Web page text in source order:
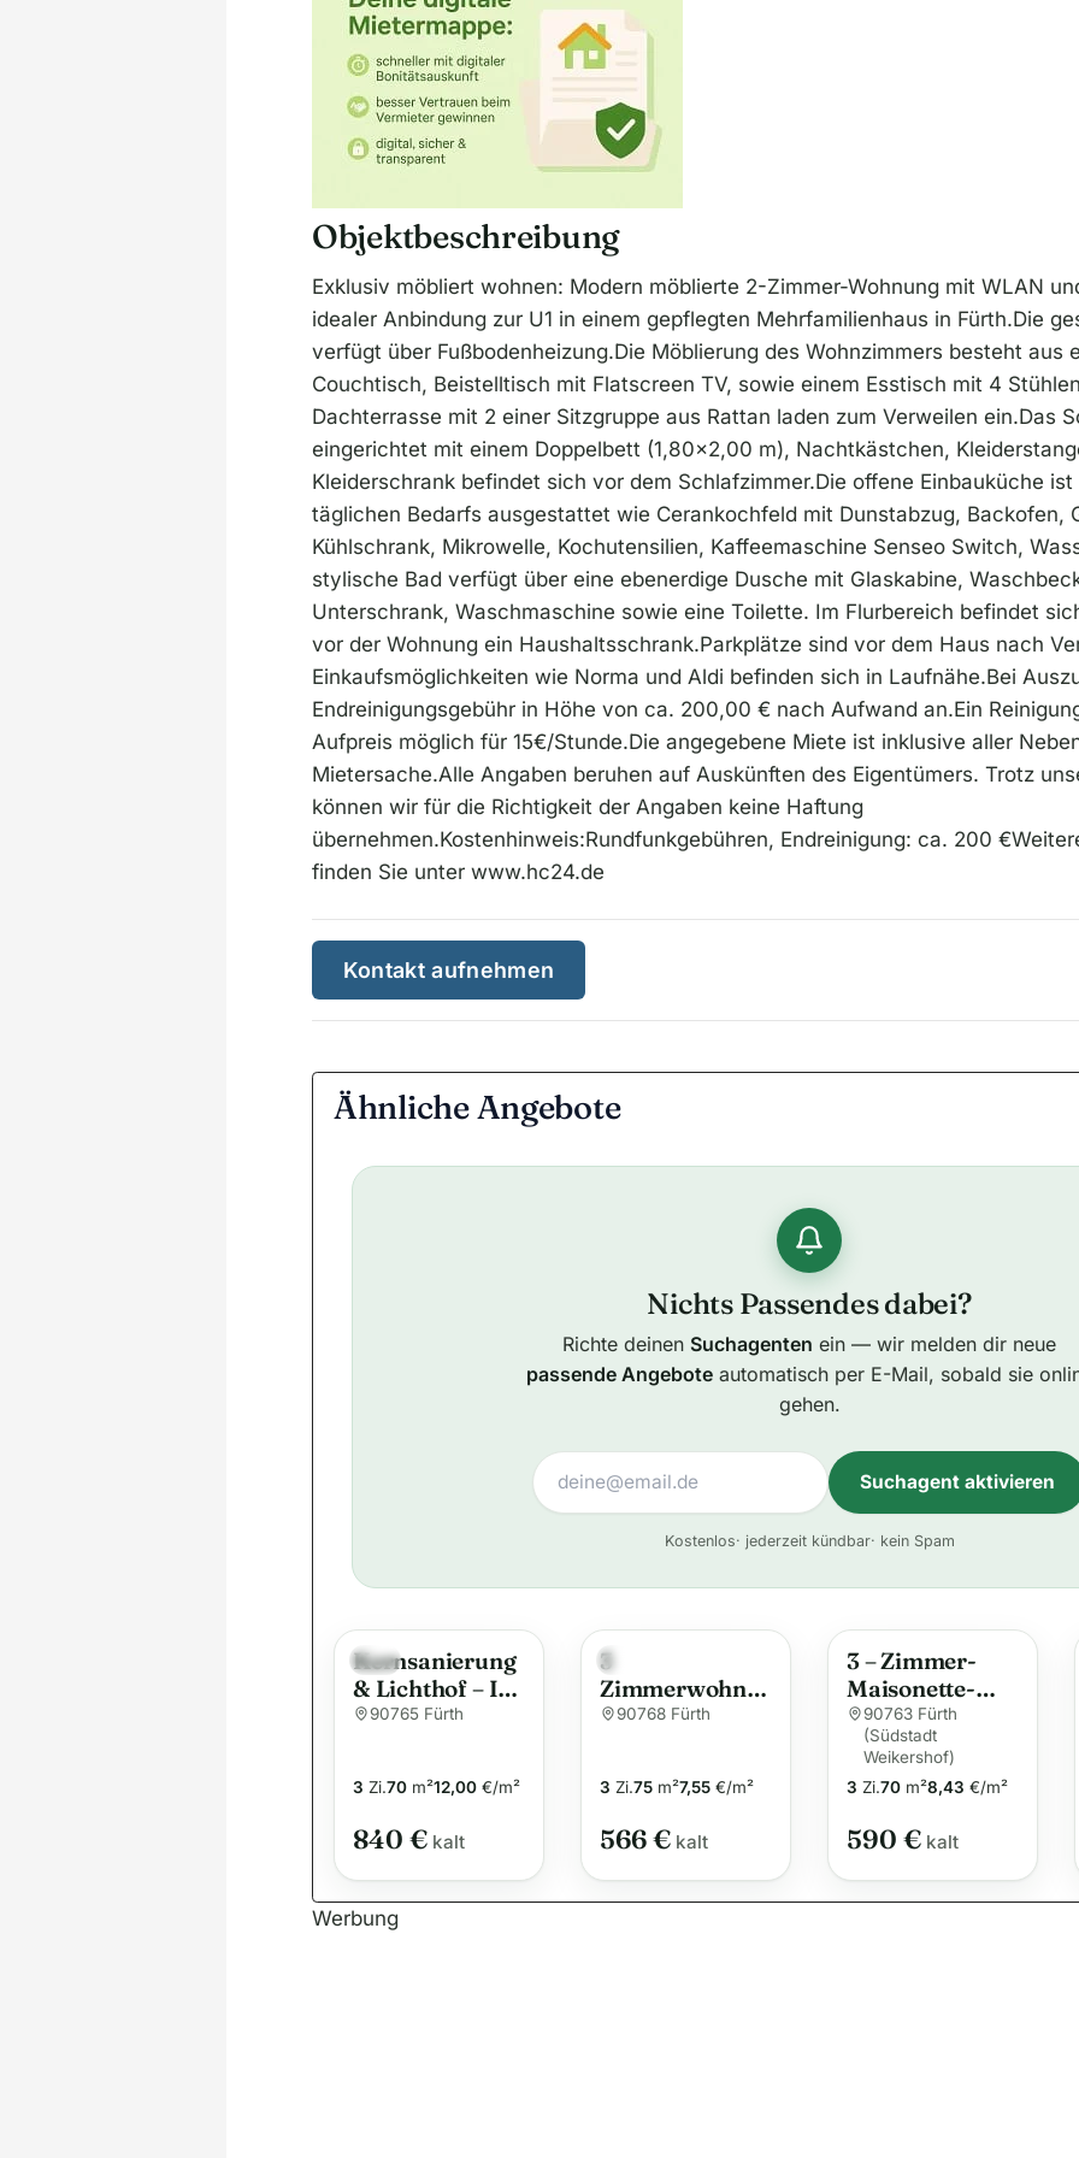
Objektbeschreibung
Exklusiv möbliert wohnen: Modern möblierte 2-Zimmer-Wohnung mit WLAN
idealer Anbindung zur U1 in einem gepflegten Mehrfamilienhaus in Fürth.Die
verfügt über Fußbodenheizung.Die Möblierung des Wohnzimmers besteht aus
Couchtisch, Beistelltisch mit Flatscreen TV, sowie einem Esstisch mit 4
Dachterrasse mit 2 einer Sitzgruppe aus Rattan laden zum Verweilen ein.Das
eingerichtet mit einem Doppelbett (1,80x2,00 m), Nachtkästchen,
Kleiderschrank befindet sich vor dem Schlafzimmer.Die offene Einbauküche
täglichen Bedarfs ausgestattet wie Cerankochfeld mit Dunstabzug, Backofen,
Kühlschrank, Mikrowelle, Kochutensilien, Kaffeemaschine Senseo Switch,
stylische Bad verfügt über eine ebenerdige Dusche mit Glaskabine,
Unterschrank, Waschmaschine sowie eine Toilette. Im Flurbereich befindet
vor der Wohnung ein Haushaltsschrank.Parkplätze sind vor dem Haus nach
Einkaufsmöglichkeiten wie Norma und Aldi befinden sich in Laufnähe.Bei
Endreinigungsgebühr in Höhe von ca. 200,00 € nach Aufwand an.Ein
Aufpreis möglich für 15€/Stunde.Die angegebene Miete ist inklusive aller
Mietersache.Alle Angaben beruhen auf Auskünften des Eigentümers. Trotz
können wir für die Richtigkeit der Angaben keine Haftung
übernehmen.Kostenhinweis:Rundfunkgebühren, Endreinigung: ca. 200
finden Sie unter www.hc24.de
Kontakt aufnehmen
Ähnliche Angebote
Nichts Passendes dabei?
Richte deinen Suchagenten ein — wir melden dir neue
passende Angeboteautomatisch per E-Mail, sobald sie
gehen.
Suchagent aktivieren
t
Kostenlos· jederzeit kündbar· kein Spam
Neu
Kernsanierung
& Lichthof – Ihr
neues Zuhause
90765 Fürth
3 Zi.70 m²12,00 €/m²
840 € kalt
3
Zimmerwohnu
ng mit Balkon
Stadtwald
90768 Fürth
3 Zi.75 m²7,55 €/m²
566 € kalt
3 – Zimmer-
Maisonette-
Wohnung mit
renoviertem
Badezimmer
90763 Fürth
(Südstadt
Weikershof)
3 Zi.70 m²8,43 €/m²
590 € kalt
Werbung